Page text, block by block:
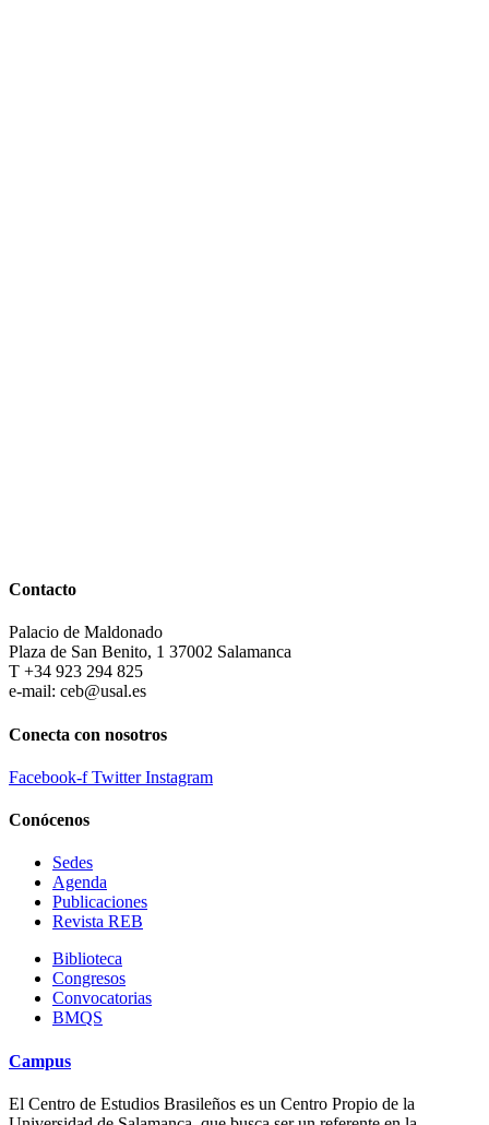
Contacto
Palacio de Maldonado
Plaza de San Benito, 1 37002 Salamanca
T +34 923 294 825
e-mail: ceb@usal.es
Conecta con nosotros
Facebook-f Twitter Instagram
Conócenos
Sedes
Agenda
Publicaciones
Revista REB
Biblioteca
Congresos
Convocatorias
BMQS
Campus
El Centro de Estudios Brasileños es un Centro Propio de la